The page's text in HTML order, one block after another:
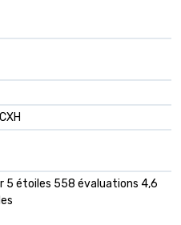
5 étoiles 558 évaluations 4,6